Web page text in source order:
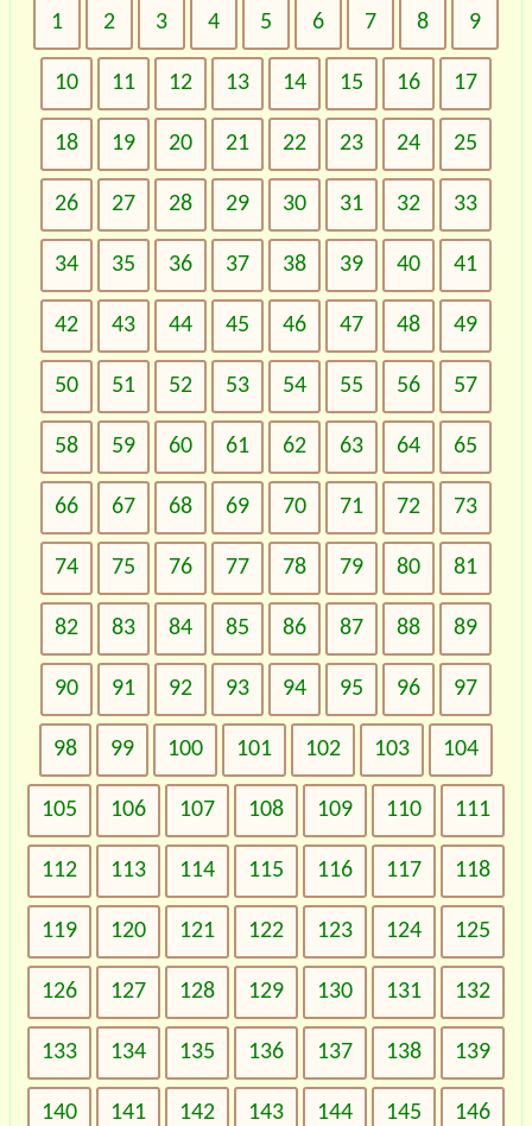
1 2 3 4 5 6 7 8 9
10 11 12 13 14 15 16 17
18 19 20 21 22 23 24 25
26 27 28 29 30 31 32 33
34 35 36 37 38 39 40 41
42 43 44 45 46 47 48 49
50 51 52 53 54 55 56 57
58 59 60 61 62 63 64 65
66 67 68 69 70 71 72 73
74 75 76 77 78 79 80 81
82 83 84 85 86 87 88 89
90 91 92 93 94 95 96 97
98 99 100 101 102 103 104
105 106 107 108 109 110 111
112 113 114 115 116 117 118
119 120 121 122 123 124 125
126 127 128 129 130 131 132
133 134 135 136 137 138 139
140 141 142 143 144 145 146